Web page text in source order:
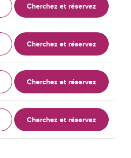
Cherchez et réservez
Cherchez et réservez
Cherchez et réservez
Cherchez et réservez